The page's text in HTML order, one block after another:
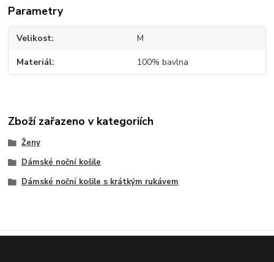
Parametry
Velikost M
Materiál 100% bavlna
Zboží zařazeno v kategoriích
Ženy
Dámské noční košile
Dámské noční košile s krátkým rukávem